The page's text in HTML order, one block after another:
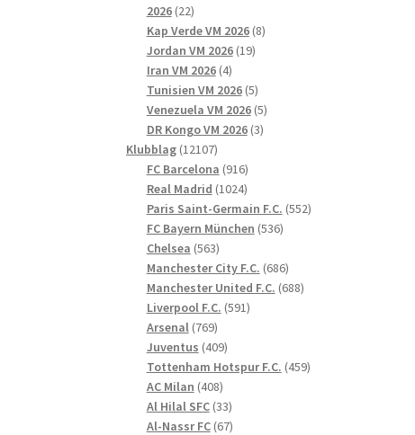
2026 2222
produkter
Kap Verde VM 2026 88
Jordan VM 2026 1919
Iran VM 2026 44
produkter
Tunisien VM 2026 55
produkter
Venezuela VM 2026 55
produkter
DR Kongo VM 2026 33
Klubblag 1210712107
produkter
FC Barcelona 916916
produkter
Real Madrid 10241024
produkter
Paris Saint-Germain F.C. 552552
FC Bayern München 536536
Chelsea 563563
produkter
Manchester City F.C. 686686
produkter
Manchester United F.C. 688688
Liverpool F.C. 591591
Arsenal 769769
produkter
Juventus 409409
produkter
Tottenham Hotspur F.C. 459459
AC Milan 408408
produkter
Al Hilal SFC 3333
produkter
Al-Nassr FC 6767